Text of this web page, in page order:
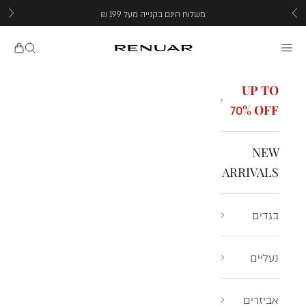
דילוג לתוכן
הקודם משלוח חינם בקנייה מעל 199 ₪
Renuar תפריט חיפוש
UP TO
70% OFF
NEW
ARRIVALS
בגדים
נעליים
אביזרים